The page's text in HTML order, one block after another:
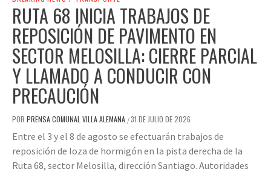
RUTA 68 INICIA TRABAJOS DE
REPOSICIÓN DE PAVIMENTO EN
SECTOR MELOSILLA: CIERRE PARCIAL
Y LLAMADO A CONDUCIR CON
PRECAUCIÓN
POR PRENSA COMUNAL VILLA ALEMANA /31 DE JULIO DE 2026
Entre el 3 y el 8 de agosto se efectuarán trabajos de
reposición de loza de hormigón en la pista derecha de la
Ruta 68, sector Melosilla, dirección Santiago. Autoridades